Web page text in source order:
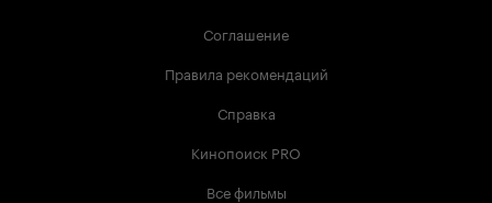
Соглашение
Правила рекомендаций
Справка
Кинопоиск PRO
Все фильмы